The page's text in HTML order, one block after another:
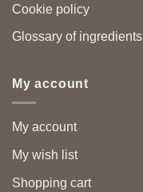
Cookie policy
Glossary of ingredients
My account
My account
My wish list
Shopping cart